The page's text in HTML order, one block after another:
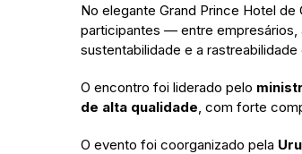
No elegante Grand Prince Hotel de
participantes — entre empresários,
sustentabilidade e a
O encontro foi liderado pelo
de alta qualidade, com forte
O evento foi coorganizado pela